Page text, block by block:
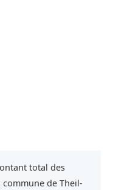
total des
de Theil-